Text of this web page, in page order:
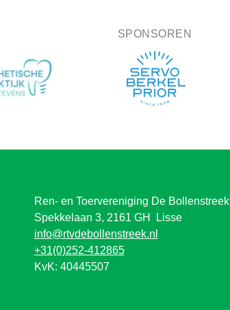
SPONSOREN
Ren- en Toervereniging De Bollenstreek
Spekkelaan 3, 2161 GH Lisse
info@rtvdebollenstreek.nl
+31(0)252-412865
KvK: 40445507